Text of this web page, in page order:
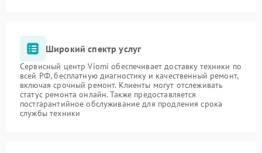
Широкий спектр услуг
Сервисный центр Viomi обеспечивает доставку техники по
всей РФ, бесплатную диагностику и качественный ремонт,
включая срочный ремонт. Клиенты могут отслеживать
статус ремонта онлайн. Также предоставляется
постгарантийное обслуживание для продления срока
службы техники